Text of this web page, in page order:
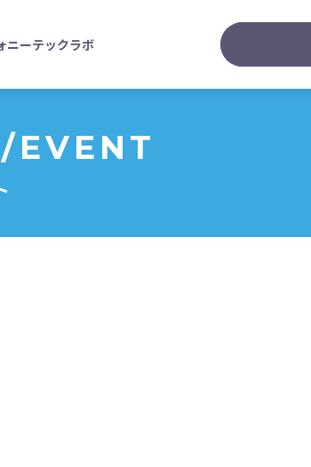
ニーテックラボ
EVENT